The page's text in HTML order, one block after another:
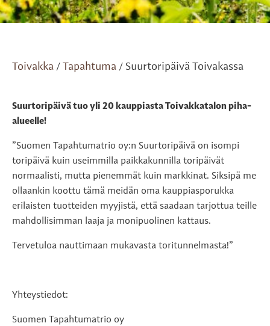
Toivakka / Tapahtuma / Suurtoripäivä Toivakassa
Suurtoripäivä tuo yli 20 kauppiasta Toivakkatalon piha-
alueelle!
”Suomen Tapahtumatrio oy:n Suurtoripäivä on isompi
toripäivä kuin useimmilla paikkakunnilla toripäivät
normaalisti, mutta pienemmät kuin markkinat. Siksipä me
ollaankin koottu tämä meidän oma kauppiasporukka
erilaisten tuotteiden myyjistä, että saadaan tarjottua teille
mahdollisimman laaja ja monipuolinen kattaus.
Tervetuloa nauttimaan mukavasta toritunnelmasta!”
Yhteystiedot:
Suomen Tapahtumatrio oy